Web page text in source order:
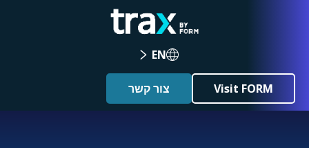
EN
Visit FORM צור קשר